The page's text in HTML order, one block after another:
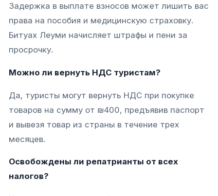
Задержка в выплате взносов может лишить вас
права на пособия и медицинскую страховку.
Битуах Леуми начисляет штрафы и пени за
просрочку.​
Можно ли вернуть НДС туристам?
Да, туристы могут вернуть НДС при покупке
товаров на сумму от ₪400, предъявив паспорт
и вывезя товар из страны в течение трех
месяцев.​​
Освобождены ли репатрианты от всех
налогов?